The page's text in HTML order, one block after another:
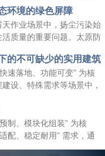
的重要空间载体。它既能
又能适配太原本地气候与
利推进提供坚实支撑，同
行业理念。
环境的绿色屏障
作业场景中，扬尘污染始
质量的重要问题。太原防
为各行各业管控扬尘、践
为生态保护与生产安全筑
的不可缺少的实用建筑
速落地、功能可变” 为核
设、特殊需求等场景中，
求，更填补了传统建筑在
空白，是现代社会应对多
制、模块化组装” 为核
配、稳定耐用” 需求，通
保成品满足临时办公、居